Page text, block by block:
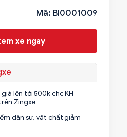
Mã: BI0001009
xe ngay
lên tới 500k cho KH
Zingxe
dân sự, vật chất giảm